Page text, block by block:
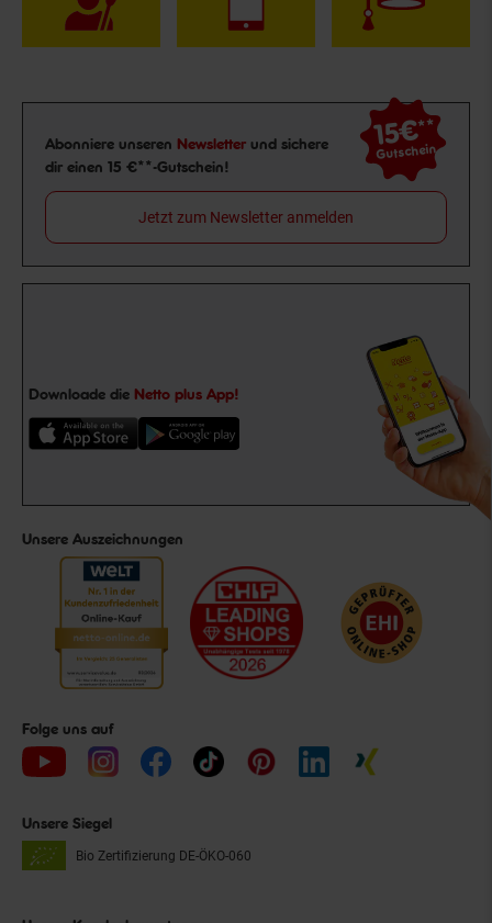
Newsletter Anmeldung
Abonniere unseren Newsletter und sichere
dir einen 15 €**-Gutschein!
15€**
Gutschein
Jetzt zum Newsletter anmelden
Downloade die Netto plus App!
Unsere Auszeichnungen
Folge uns auf
Unsere Siegel
Bio Zertifizierung DE-ÖKO-060